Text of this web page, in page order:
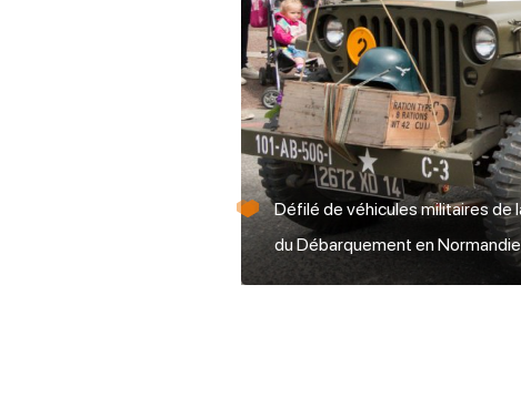
Défilé de véhicules militaires de
du Débarquement en